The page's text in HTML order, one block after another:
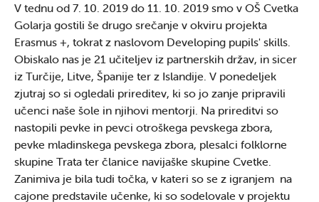
V tednu od 7. 10. 2019 do 11. 10. 2019 smo v OŠ Cvetka
Golarja gostili še drugo srečanje v okviru projekta
Erasmus +, tokrat z naslovom Developing pupils' skills.
Obiskalo nas je 21 učiteljev iz partnerskih držav, in sicer
iz Turčije, Litve, Španije ter z Islandije. V ponedeljek
zjutraj so si ogledali prireditev, ki so jo zanje pripravili
učenci naše šole in njihovi mentorji. Na prireditvi so
nastopili pevke in pevci otroškega pevskega zbora,
pevke mladinskega pevskega zbora, plesalci folklorne
skupine Trata ter članice navijaške skupine Cvetke.
Zanimiva je bila tudi točka, v kateri so se z igranjem na
cajone predstavile učenke, ki so sodelovale v projektu